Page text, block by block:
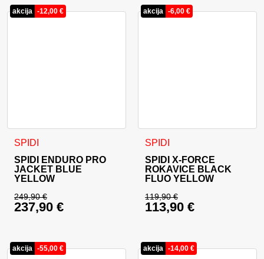
akcija -12,00 €
SPIDI
SPIDI ENDURO PRO
JACKET BLUE
YELLOW
249,90€
Izvirna cena je bila: 249,90 €.
237,90 €
Ta izdelek ima več različic. Možnosti lahko izberete na
akcija -6,00 €
SPIDI
SPIDI X-FORCE
ROKAVICE BLACK
FLUO YELLOW
119,90€
Izvirna cena je bila:
113,90 €
Ta izdelek ima več različic.
akcija -55,00 € akcija -14,00 €